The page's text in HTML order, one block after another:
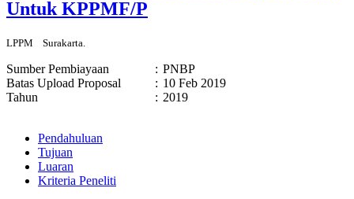
Untuk KPPMF/P
LPPM Surakarta.
Sumber Pembiayaan : PNBP
Batas Upload Proposal
: 10 Feb 2019
Tahun
: 2019
Pendahuluan
Tujuan
Luaran
Kriteria Peneliti